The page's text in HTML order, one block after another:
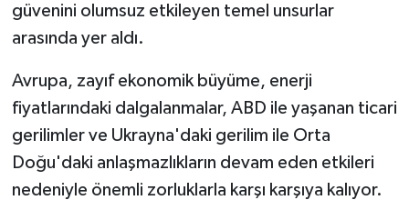
güvenini olumsuz etkileyen temel unsurlar
arasında yer aldı.
Avrupa, zayıf ekonomik büyüme, enerji
fiyatlarındaki dalgalanmalar, ABD ile yaşanan ticari
gerilimler ve Ukrayna'daki gerilim ile Orta
Doğu'daki anlaşmazlıkların devam eden etkileri
nedeniyle önemli zorluklarla karşı karşıya kalıyor.